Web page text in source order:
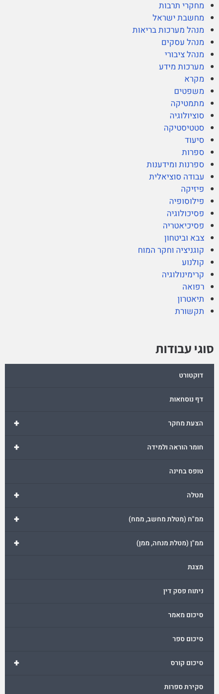
מחקרי תרבות
מחשבת ישראל
מנהל מערכות בריאות
מנהל עסקים
מנהל ציבורי
מערכות מידע
מקרא
משפטים
מתמטיקה
סוציולוגיה
סטטיסטיקה
סיעוד
ספרות
ספרנות ומידענות
עבודה סוציאלית
פיזיקה
פילוסופיה
פסיכולוגיה
פסיכיאטריה
צבא וביטחון
קוגניציה וחקר המוח
קולנוע
קרימינולוגיה
רפואה
תיאטרון
תקשורת
סוגי עבודות
דוקטורט
דף נוסחאות
+ הצעת מחקר
+ חומר הוראה ולמידה
טופס בחינה
+ מטלה
+ ממ"ח (מטלת מחשב, ממח)
+ ממ"ן (מטלת מנחה, ממן)
מצגת
ניתוח פסק דין
סיכום מאמר
סיכום ספר
+ סיכום קורס
סקירת ספרות